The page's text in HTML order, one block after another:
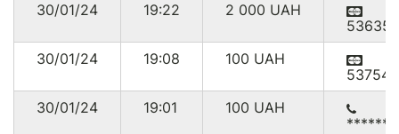
30/01/24 19:22 2 000 UAH
30/01/24
19:08 100 UAH
30/01/24
19:01 100 UAH